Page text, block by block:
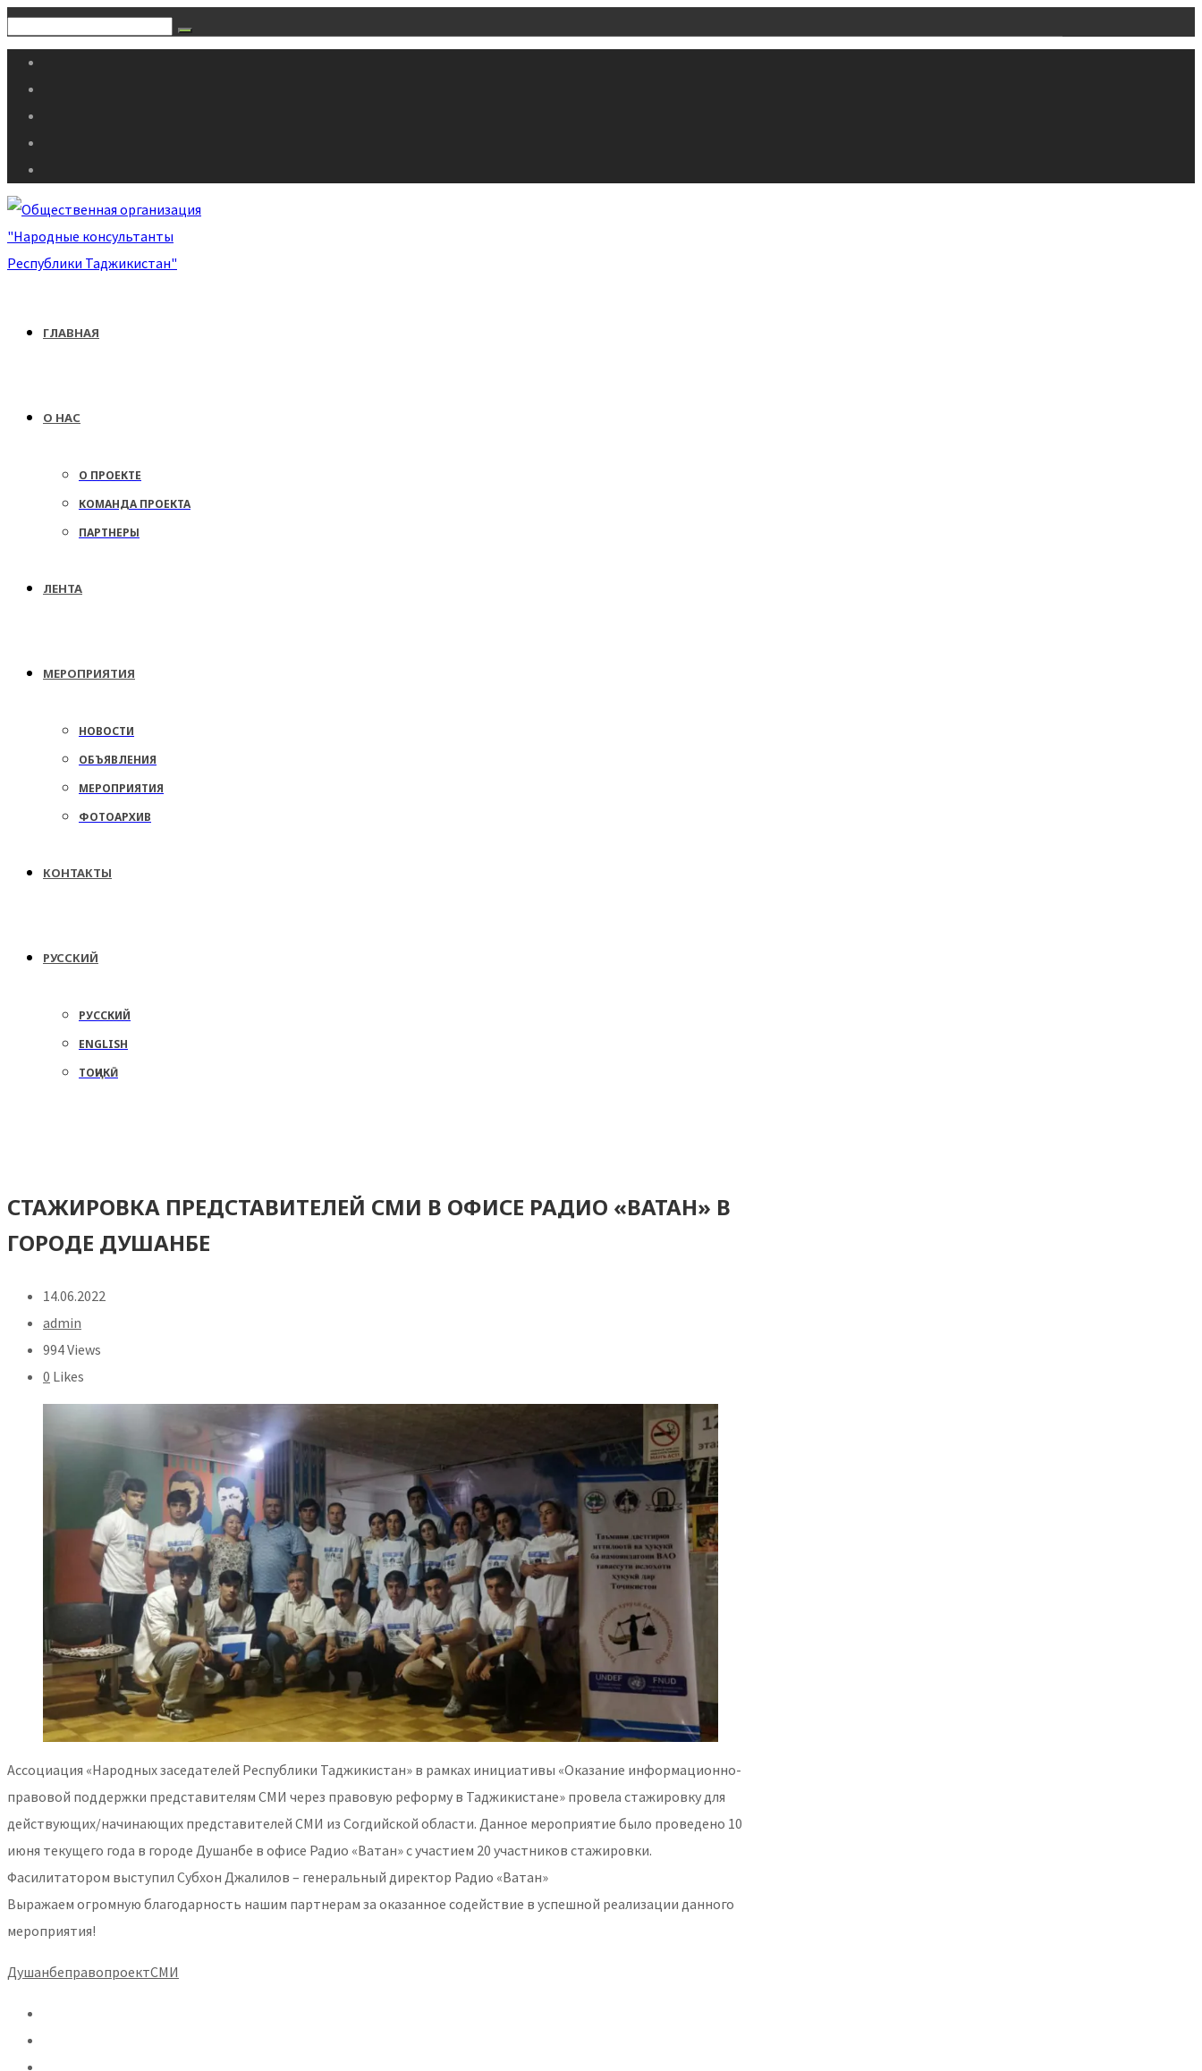
ГЛАВНАЯ
О НАС
О ПРОЕКТЕ
КОМАНДА ПРОЕКТА
ПАРТНЕРЫ
ЛЕНТА
МЕРОПРИЯТИЯ
НОВОСТИ
ОБЪЯВЛЕНИЯ
МЕРОПРИЯТИЯ
ФОТОАРХИВ
КОНТАКТЫ
РУССКИЙ
РУССКИЙ
ENGLISH
ТОҶИКӢ
СТАЖИРОВКА ПРЕДСТАВИТЕЛЕЙ СМИ В ОФИСЕ РАДИО «ВАТАН» В
ГОРОДЕ ДУШАНБЕ
14.06.2022
admin
994 Views
0 Likes
Ассоциация «Народных заседателей Республики Таджикистан» в рамках инициативы «Оказание информационно-
правовой поддержки представителям СМИ через правовую реформу в Таджикистане» провела стажировку для
действующих/начинающих представителей СМИ из Согдийской области. Данное мероприятие было проведено 10
июня текущего года в городе Душанбе в офисе Радио «Ватан» с участием 20 участников стажировки.
Фасилитатором выступил Субхон Джалилов – генеральный директор Радио «Ватан»
Выражаем огромную благодарность нашим партнерам за оказанное содействие в успешной реализации данного
мероприятия!
ДушанбеправопроектСМИ